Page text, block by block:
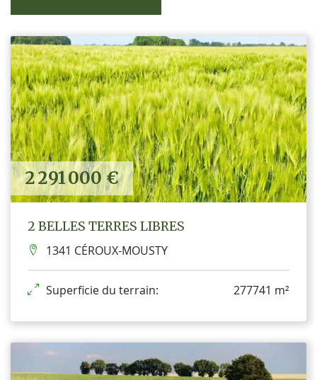
2 291 000 €
2 BELLES TERRES LIBRES
1341 CÉROUX-MOUSTY
Superficie du terrain: 277741 m²